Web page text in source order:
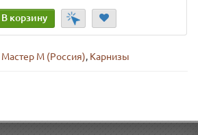
В корзину
Мастер М (Россия), Карнизы